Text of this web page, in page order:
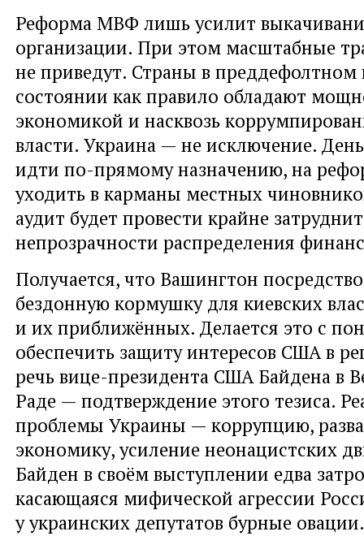
Реформа МВФ лишь усилит
организации. При этом масштабные
не приведут. Страны в
состоянии как правило обладают
экономикой и насквозь
власти. Украина — не исключение.
идти по-прямому назначению, на
уходить в карманы местных
аудит будет провести крайне
непрозрачности распределения
Получается, что Вашингтон
бездонную кормушку для киевских
и их приближённых. Делается это с
обеспечить защиту интересов США в
речь вице-президента США Байдена в
Раде — подтверждение этого тезиса.
проблемы Украины — коррупцию,
экономику, усиление неонацистских
Байден в своём выступлении едва
касающаяся мифической агрессии
у украинских депутатов бурные овации.